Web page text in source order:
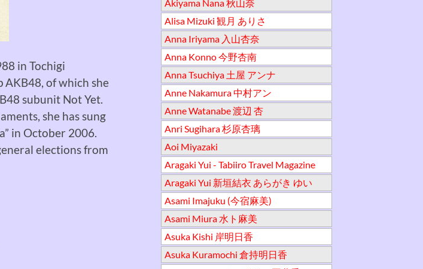
in Tochigi
AKB48, of which she
subunit Not Yet.
she has sung
in October 2006.
elections from
Akiyama Nana 秋山奈
Alisa Mizuki 観月 ありさ
Anna Iriyama 入山杏奈
Anna Konno 今野杏南
Anna Tsuchiya 土屋 アンナ
Anne Nakamura 中村アン
Anne Watanabe 渡辺 杏
Anri Sugihara 杉原杏璃
Aoi Miyazaki
Aragaki Yui - Tabiiro Travel Magazine
Aragaki Yui 新垣結衣 あらがき ゆい
Asami Imajuku (今宿麻美)
Asami Miura 水ト麻美
Asuka Kishi 岸明日香
Asuka Kuramochi 倉持明日香